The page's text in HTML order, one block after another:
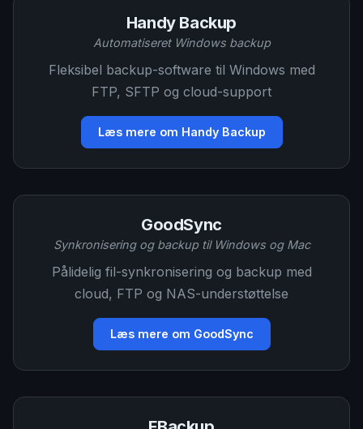
Handy Backup
Automatiseret Windows backup
Fleksibel backup-software til Windows med
FTP, SFTP og cloud-support
Læs mere om Handy Backup
GoodSync
Synkronisering og backup til Windows og Mac
Pålidelig fil-synkronisering og backup med
cloud, FTP og NAS-understøttelse
Læs mere om GoodSync